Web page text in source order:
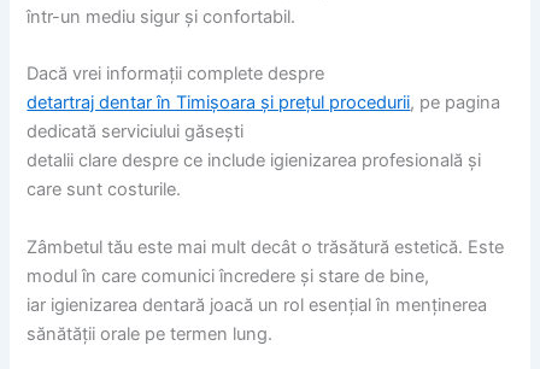
într-un mediu sigur și confortabil.
Dacă vrei informații complete despre
detartraj dentar în Timișoara și prețul procedurii, pe pagina
dedicată serviciului găsești
detalii clare despre ce include igienizarea profesională și
care sunt costurile.
Zâmbetul tău este mai mult decât o trăsătură estetică. Este
modul în care comunici încredere și stare de bine,
iar igienizarea dentară joacă un rol esențial în menținerea
sănătății orale pe termen lung.